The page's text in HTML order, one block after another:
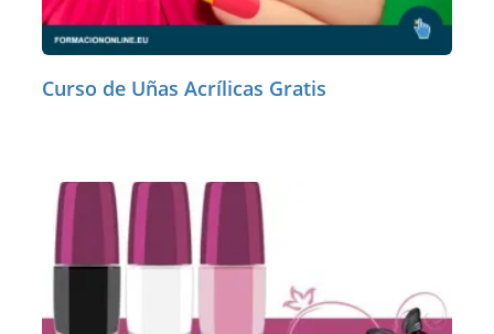
Curso de Uñas Acrílicas Gratis